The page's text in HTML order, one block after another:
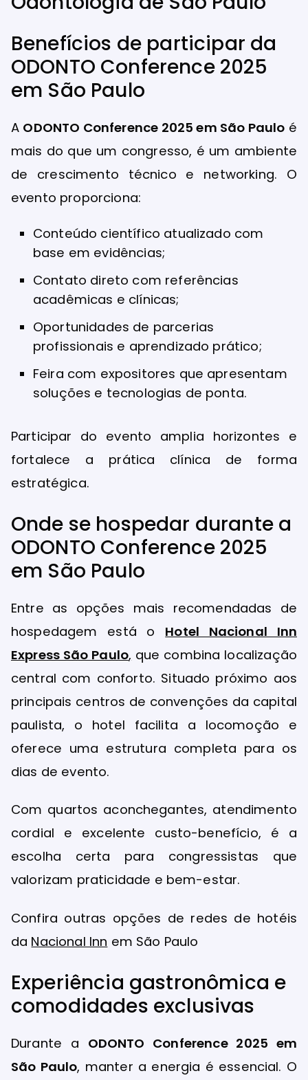
Benefícios de participar da
ODONTO Conference 2025
em São Paulo
A ODONTO Conference 2025 em São Paulo é
mais do que um congresso, é um ambiente
de crescimento técnico e networking. O
evento proporciona:
Conteúdo científico atualizado com
base em evidências;
Contato direto com referências
acadêmicas e clínicas;
Oportunidades de parcerias
profissionais e aprendizado prático;
Feira com expositores que apresentam
soluções e tecnologias de ponta.
Participar do evento amplia horizontes e
fortalece a prática clínica de forma
estratégica.
Onde se hospedar durante a
ODONTO Conference 2025
em São Paulo
Entre as opções mais recomendadas de
hospedagem está o Hotel Nacional Inn
Express São Paulo, que combina localização
central com conforto. Situado próximo aos
principais centros de convenções da capital
paulista, o hotel facilita a locomoção e
oferece uma estrutura completa para os
dias de evento.
Com quartos aconchegantes, atendimento
cordial e excelente custo-benefício, é a
escolha certa para congressistas que
valorizam praticidade e bem-estar.
Confira outras opções de redes de hotéis
da Nacional Inn em São Paulo
Experiência gastronômica e
comodidades exclusivas
Durante a ODONTO Conference 2025 em
São Paulo, manter a energia é essencial. O